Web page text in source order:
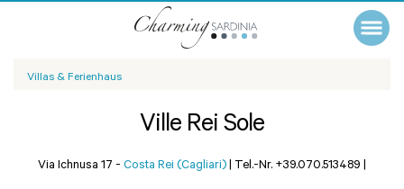
Villas & Ferienhaus
Ville Rei Sole
Via Ichnusa 17 - Costa Rei (Cagliari) | Tel.-Nr. +39.070.513489 |